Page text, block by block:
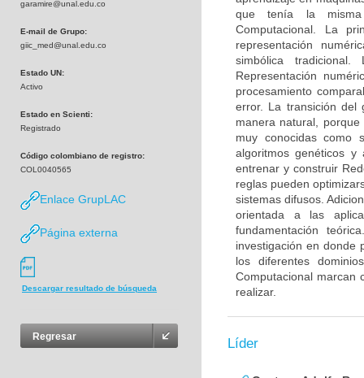
garamire@unal.edu.co
E-mail de Grupo:
giic_med@unal.edu.co
Estado UN:
Activo
Estado en Scienti:
Registrado
Código colombiano de registro:
COL0040565
Enlace GrupLAC
Página externa
Descargar resultado de búsqueda
Regresar
que tenía la misma
Computacional. La
representación
simbólica
Representación
procesamiento
error. La transición del
manera natural,
muy conocidas como
algoritmos genéticos y
entrenar y construir
reglas pueden
sistemas difusos.
orientada a las
fundamentación
investigación en donde
los diferentes
Computacional marcan
realizar.
Líder